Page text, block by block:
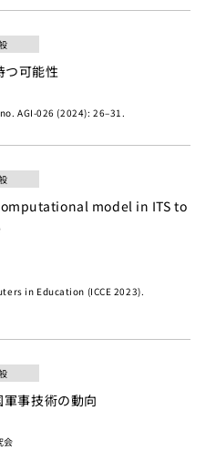
学生一覧
採用・学生募集
研究員採用
つ可能性
AGI-026 (2024): 26–31.
model in ITS to
in Education (ICCE 2023).
事技術の動向
会